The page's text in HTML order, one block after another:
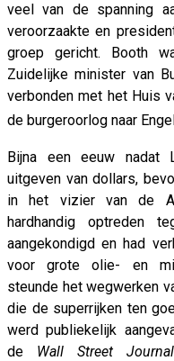
veel van de spanning
veroorzaakte en
groep gericht. Booth
Zuidelijke minister van
verbonden met het Huis
de burgeroorlog naar
Bijna een eeuw nadat
uitgeven van dollars,
in het vizier van de
hardhandig optreden
aangekondigd en had
voor grote olie- en
steunde het wegwerken
die de superrijken ten
werd publiekelijk
de Wall Street Journal